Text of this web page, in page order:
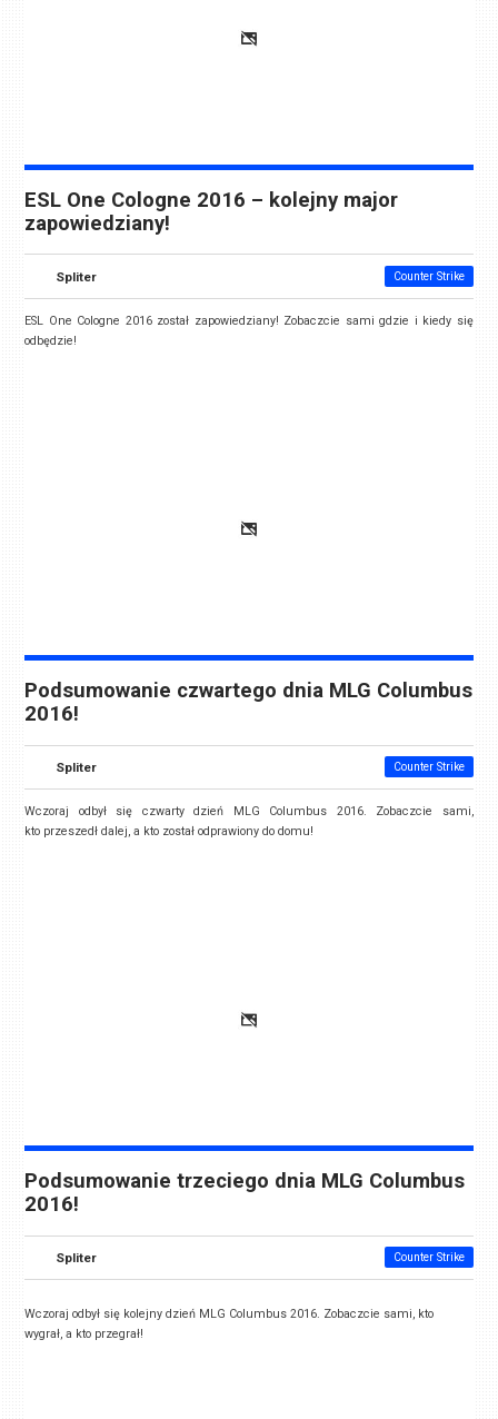
ESL One Cologne 2016 – kolejny major
zapowiedziany!
Spliter Counter Strike
ESL One Cologne 2016 został zapowiedziany! Zobaczcie sami gdzie i kiedy się
odbędzie!
Podsumowanie czwartego dnia MLG Columbus
2016!
Spliter Counter Strike
Wczoraj odbył się czwarty dzień MLG Columbus 2016. Zobaczcie sami,
kto przeszedł dalej, a kto został odprawiony do domu!
Podsumowanie trzeciego dnia MLG Columbus
2016!
Spliter Counter Strike
Wczoraj odbył się kolejny dzień MLG Columbus 2016. Zobaczcie sami, kto
wygrał, a kto przegrał!